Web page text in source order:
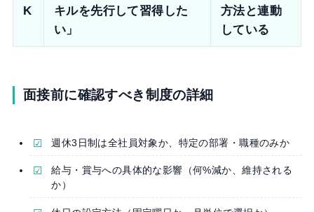
K
キルを先行して習得した
い」
方法と連動
している
面接前に確認すべき制度の詳細
週休3日制は全社員対象か、特定の部署・職種のみか
給与・賞与への具体的な影響（何%減か、維持される
か）